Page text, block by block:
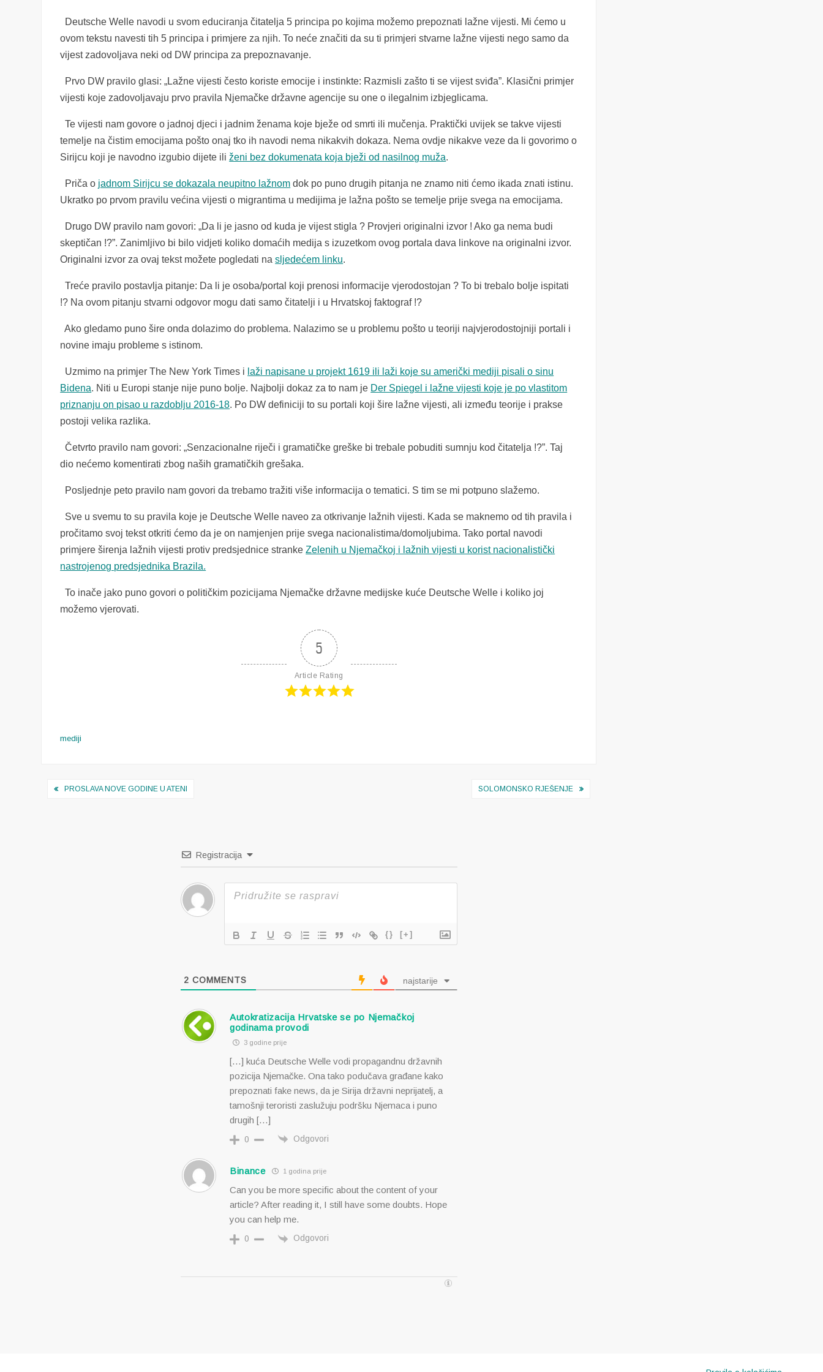
Deutsche Welle navodi u svom educiranja čitatelja 5 principa po kojima možemo prepoznati lažne vijesti. Mi ćemo u
ovom tekstu navesti tih 5 principa i primjere za njih. To neće značiti da su ti primjeri stvarne lažne vijesti nego samo da
vijest zadovoljava neki od DW principa za prepoznavanje.
Prvo DW pravilo glasi: „Lažne vijesti često koriste emocije i instinkte: Razmisli zašto ti se vijest sviđa”. Klasični primjer
vijesti koje zadovoljavaju prvo pravila Njemačke državne agencije su one o ilegalnim izbjeglicama.
Te vijesti nam govore o jadnoj djeci i jadnim ženama koje bježe od smrti ili mučenja. Praktički uvijek se takve vijesti
temelje na čistim emocijama pošto onaj tko ih navodi nema nikakvih dokaza. Nema ovdje nikakve veze da li govorimo o
Sirijcu koji je navodno izgubio dijete iliženi bez dokumenata koja bježi od nasilnog muža.
Priča o jadnom Sirijcu se dokazala neupitno lažnom dok po puno drugih pitanja ne znamo niti ćemo ikada znati istinu.
Ukratko po prvom pravilu većina vijesti o migrantima u medijima je lažna pošto se temelje prije svega na emocijama.
Drugo DW pravilo nam govori: „Da li je jasno od kuda je vijest stigla ? Provjeri originalni izvor ! Ako ga nema budi
skeptičan !?”. Zanimljivo bi bilo vidjeti koliko domaćih medija s izuzetkom ovog portala dava linkove na originalni izvor.
Originalni izvor za ovaj tekst možete pogledati nasljedećem linku.
Treće pravilo postavlja pitanje: Da li je osoba/portal koji prenosi informacije vjerodostojan ? To bi trebalo bolje ispitati
!? Na ovom pitanju stvarni odgovor mogu dati samo čitatelji i u Hrvatskoj faktograf !?
Ako gledamo puno šire onda dolazimo do problema. Nalazimo se u problemu pošto u teoriji najvjerodostojniji portali i
novine imaju probleme s istinom.
Uzmimo na primjer The New York Times i laži napisane u projekt 1619 ili laži koje su američki mediji pisali o sinu
Bidena. Niti u Europi stanje nije puno bolje. Najbolji dokaz za to nam je Der Spiegel i lažne vijesti koje je po vlastitom
priznanju on pisao u razdoblju 2016-18. Po DW definiciji to su portali koji šire lažne vijesti, ali između teorije i prakse
postoji velika razlika.
Četvrto pravilo nam govori: „Senzacionalne riječi i gramatičke greške bi trebale pobuditi sumnju kod čitatelja !?”. Taj
dio nećemo komentirati zbog naših gramatičkih grešaka.
Posljednje peto pravilo nam govori da trebamo tražiti više informacija o tematici. S tim se mi potpuno slažemo.
Sve u svemu to su pravila koje je Deutsche Welle naveo za otkrivanje lažnih vijesti. Kada se maknemo od tih pravila i
pročitamo svoj tekst otkriti ćemo da je on namjenjen prije svega nacionalistima/domoljubima. Tako portal navodi
primjere širenja lažnih vijesti protiv predsjednice strankeZelenih u Njemačkoj i lažnih vijesti u korist nacionalistički
nastrojenog predsjednika Brazila.
To inače jako puno govori o političkim pozicijama Njemačke državne medijske kuće Deutsche Welle i koliko joj
možemo vjerovati.
5
Article Rating
mediji
Navigacija
PROSLAVA NOVE GODINE U ATENI SOLOMONSKO RJEŠENJE
Registracija
{} [+]
2 COMMENTS najstarije
Autokratizacija Hrvatske se po Njemačkoj
godinama provodi
3 godine prije
[…] kuća Deutsche Welle vodi propagandnu državnih
pozicija Njemačke. Ona tako podučava građane kako
prepoznati fake news, da je Sirija državni neprijatelj, a
tamošnji teroristi zaslužuju podršku Njemaca i puno
drugih […]
0 Odgovori
Binance 1 godina prije
Can you be more specific about the content of your
article? After reading it, I still have some doubts. Hope
you can help me.
0 Odgovori